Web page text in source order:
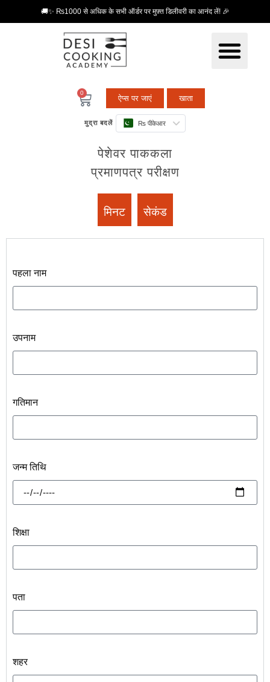
🚚✨ ₨1000 से अधिक के सभी ऑर्डर पर मुफ़्त डिलीवरी का आनंद लें! 🎉
0
ऐप्स पर जाएं खाता
मुद्रा बदलें ₨ पीकेआर
पेशेवर पाककला
प्रमाणपत्र परीक्षण
मिनट सेकंड
पहला नाम
उपनाम
गतिमान
जन्म तिथि
शिक्षा
पता
शहर